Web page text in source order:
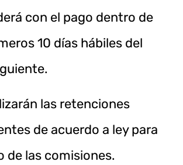
con el pago dentro de
10 días hábiles del
las retenciones
de acuerdo a ley para
de las comisiones.